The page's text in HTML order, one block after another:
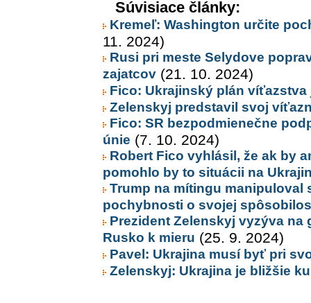
Súvisiace články:
Kremeľ: Washington určite
11. 2024)
Rusi pri meste Selydove
zajatcov (21. 10. 2024)
Fico: Ukrajinský plán
Zelenskyj predstavil svoj
Fico: SR bezpodmienečne
únie (7. 10. 2024)
Robert Fico vyhlásil, že ak by
pomohlo by to situácii na
Trump na mítingu manipuloval
pochybnosti o svojej
Prezident Zelenskyj vyzýva
Rusko k mieru (25. 9. 2024)
Pavel: Ukrajina musí byť pri
Zelenskyj: Ukrajina je bližšie